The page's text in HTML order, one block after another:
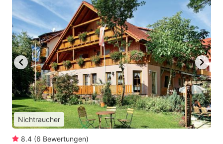
Nichtraucher
8.4 (6 Bewertungen)